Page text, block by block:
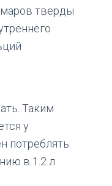
тверды
Таким
у
потреблять
в 1.2 л